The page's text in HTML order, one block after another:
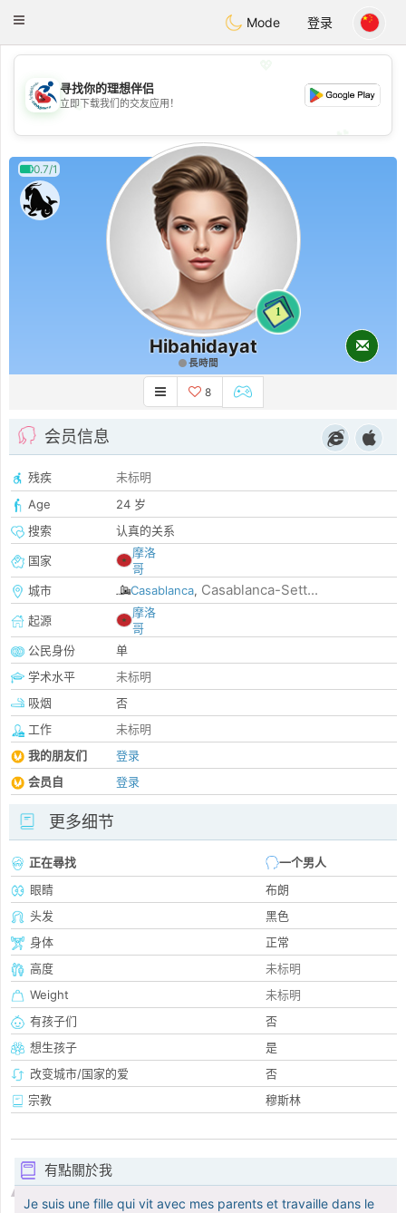
Handi Space
Toggle
Mode 登录
💖
💕
💕
寻找你的理想伴侣
立即下载我们的交友应用！
0.7/1
1
Hibahidayat
長時間
8
会员信息
残疾
未标明
Age
24 岁
搜索
认真的关系
国家
摩洛
哥
城市
Casablanca, Casablanca-Sett...
起源
摩洛
哥
公民身份
单
学术水平
未标明
吸烟
否
工作
未标明
我的朋友们
登录
会员自
登录
更多细节
正在尋找
一个男人
眼睛
布朗
头发
黑色
身体
正常
高度
未标明
Weight
未标明
有孩子们
否
想生孩子
是
改变城市/国家的爱
否
宗教
穆斯林
有點關於我
Je suis une fille qui vit avec mes parents et travaille dans le